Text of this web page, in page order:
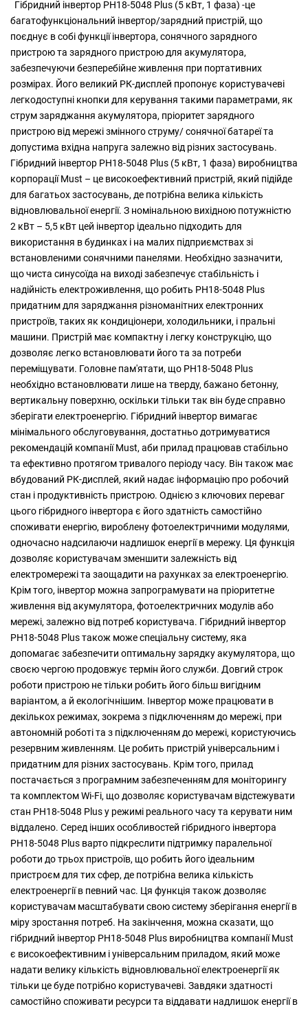
Гібридний інвертор PH18-5048 Plus (5 кВт, 1 фаза) -це
багатофункціональний інвертор/зарядний пристрій, що
поєднує в собі функції інвертора, сонячного зарядного
пристрою та зарядного пристрою для акумулятора,
забезпечуючи безперебійне живлення при портативних
розмірах. Його великий РК-дисплей пропонує користувачеві
легкодоступні кнопки для керування такими параметрами, як
струм заряджання акумулятора, пріоритет зарядного
пристрою від мережі змінного струму/ сонячної батареї та
допустима вхідна напруга залежно від різних застосувань.
Гібридний інвертор PH18-5048 Plus (5 кВт, 1 фаза) виробництва
корпорації Must – це високоефективний пристрій, який підійде
для багатьох застосувань, де потрібна велика кількість
відновлювальної енергії. З номінальною вихідною потужністю
2 кВт – 5,5 кВт цей інвертор ідеально підходить для
використання в будинках і на малих підприємствах зі
встановленими сонячними панелями. Необхідно зазначити,
що чиста синусоїда на виході забезпечує стабільність і
надійність електроживлення, що робить PH18-5048 Plus
придатним для заряджання різноманітних електронних
пристроїв, таких як кондиціонери, холодильники, і пральні
машини. Пристрій має компактну і легку конструкцію, що
дозволяє легко встановлювати його та за потреби
переміщувати. Головне пам'ятати, що PH18-5048 Plus
необхідно встановлювати лише на тверду, бажано бетонну,
вертикальну поверхню, оскільки тільки так він буде справно
зберігати електроенергію. Гібридний інвертор вимагає
мінімального обслуговування, достатньо дотримуватися
рекомендацій компанії Must, аби прилад працював стабільно
та ефективно протягом тривалого періоду часу. Він також має
вбудований РК-дисплей, який надає інформацію про робочий
стан і продуктивність пристрою. Однією з ключових переваг
цього гібридного інвертора є його здатність самостійно
споживати енергію, вироблену фотоелектричними модулями,
одночасно надсилаючи надлишок енергії в мережу. Ця функція
дозволяє користувачам зменшити залежність від
електромережі та заощадити на рахунках за електроенергію.
Крім того, інвертор можна запрограмувати на пріоритетне
живлення від акумулятора, фотоелектричних модулів або
мережі, залежно від потреб користувача. Гібридний інвертор
PH18-5048 Plus також може спеціальну систему, яка
допомагає забезпечити оптимальну зарядку акумулятора, що
своєю чергою продовжує термін його служби. Довгий строк
роботи пристрою не тільки робить його більш вигідним
варіантом, а й екологічнішим. Інвертор може працювати в
декількох режимах, зокрема з підключенням до мережі, при
автономній роботі та з підключенням до мережі, користуючись
резервним живленням. Це робить пристрій універсальним і
придатним для різних застосувань. Крім того, прилад
постачається з програмним забезпеченням для моніторингу
та комплектом Wi-Fi, що дозволяє користувачам відстежувати
стан PH18-5048 Plus у режимі реального часу та керувати ним
віддалено. Серед інших особливостей гібридного інвертора
PH18-5048 Plus варто підкреслити підтримку паралельної
роботи до трьох пристроїв, що робить його ідеальним
пристроєм для тих сфер, де потрібна велика кількість
електроенергії в певний час. Ця функція також дозволяє
користувачам масштабувати свою систему зберігання енергії в
міру зростання потреб. На закінчення, можна сказати, що
гібридний інвертор PH18-5048 Plus виробництва компанії Must
є високоефективним і універсальним приладом, який може
надати велику кількість відновлювальної електроенергії як
тільки це буде потрібно користувачеві. Завдяки здатності
самостійно споживати ресурси та віддавати надлишок енергії в